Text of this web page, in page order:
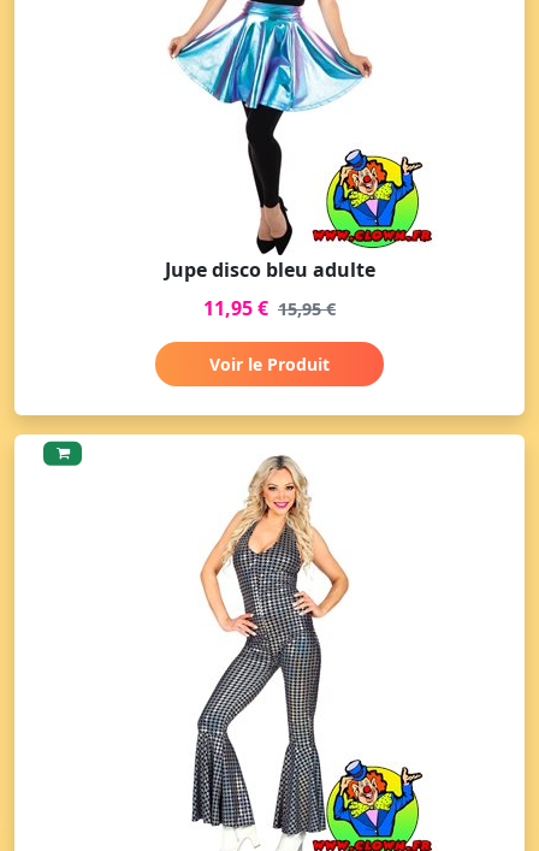
Jupe disco bleu adulte
11,95 € 15,95 €
Voir le Produit